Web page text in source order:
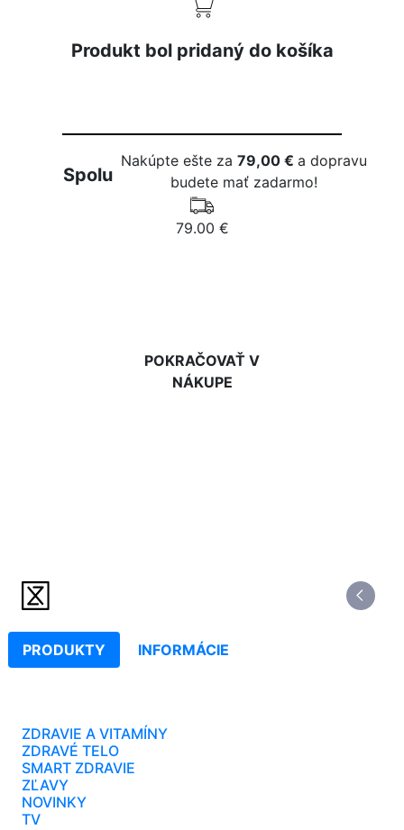
Produkt bol pridaný do košíka
Spolu
Nakúpte ešte za79,00 €a dopravu
budete mať zadarmo!
79.00 €
POKRAČOVAŤ V
NÁKUPE
PRODUKTY INFORMÁCIE
ZDRAVIE A VITAMÍNY
ZDRAVÉ TELO
SMART ZDRAVIE
ZĽAVY
NOVINKY
TV